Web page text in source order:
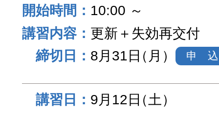
10:00 ～
更新＋失効再交付
8月31日（月） 申 込
9月12日（土）